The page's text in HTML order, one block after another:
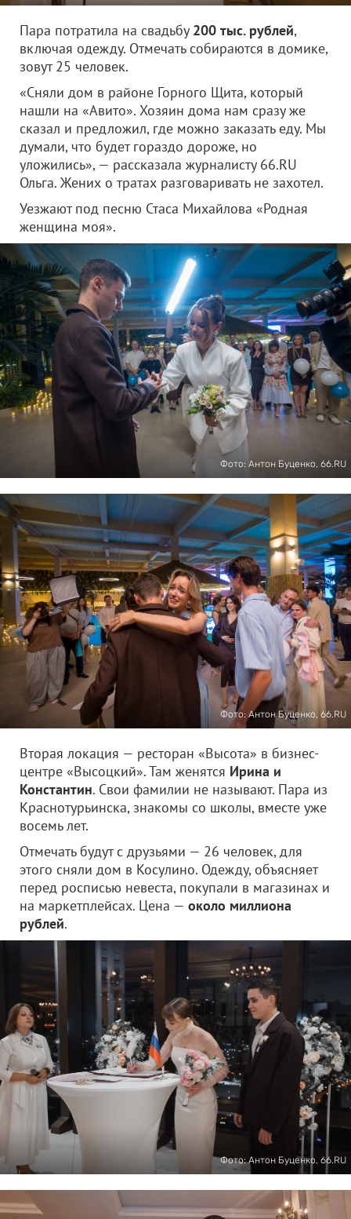
Пара потратила на свадьбу 200 тыс. рублей,
включая одежду. Отмечать собираются в домике,
зовут 25 человек.
«Сняли дом в районе Горного Щита, который
нашли на «Авито». Хозяин дома нам сразу же
сказал и предложил, где можно заказать еду. Мы
думали, что будет гораздо дороже, но
уложились», — рассказала журналисту 66.RU
Ольга. Жених о тратах разговаривать не захотел.
Уезжают под песню Стаса Михайлова «Родная
женщина моя».
Фото: Антон Буценко, 66.RU
Фото: Антон Буценко, 66.RU
Вторая локация — ресторан «Высота» в бизнес-
центре «Высоцкий». Там женятся Ирина и
Константин. Свои фамилии не называют. Пара из
Краснотурьинска, знакомы со школы, вместе уже
восемь лет.
Отмечать будут с друзьями — 26 человек, для
этого сняли дом в Косулино. Одежду, объясняет
перед росписью невеста, покупали в магазинах и
на маркетплейсах. Цена — около миллиона
рублей.
Фото: Антон Буценко, 66.RU